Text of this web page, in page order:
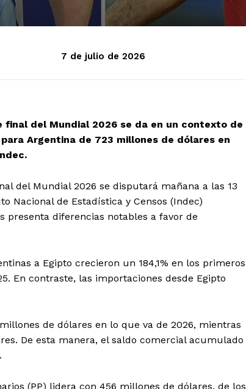
7 de julio de 2026
del Mundial 2026 se da en un contexto de
Argentina de 723 millones de dólares en
del Mundial 2026 se disputará mañana a las 13
Nacional de Estadística y Censos (Indec)
diferencias notables a favor de
a Egipto crecieron un 184,1% en los primeros
En contraste, las importaciones desde Egipto
de dólares en lo que va de 2026, mientras
De esta manera, el saldo comercial acumulado
(PP) lidera con 456 millones de dólares, de los